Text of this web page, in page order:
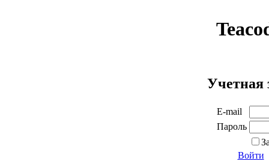
Учетная
E-mail
Пароль
Войти